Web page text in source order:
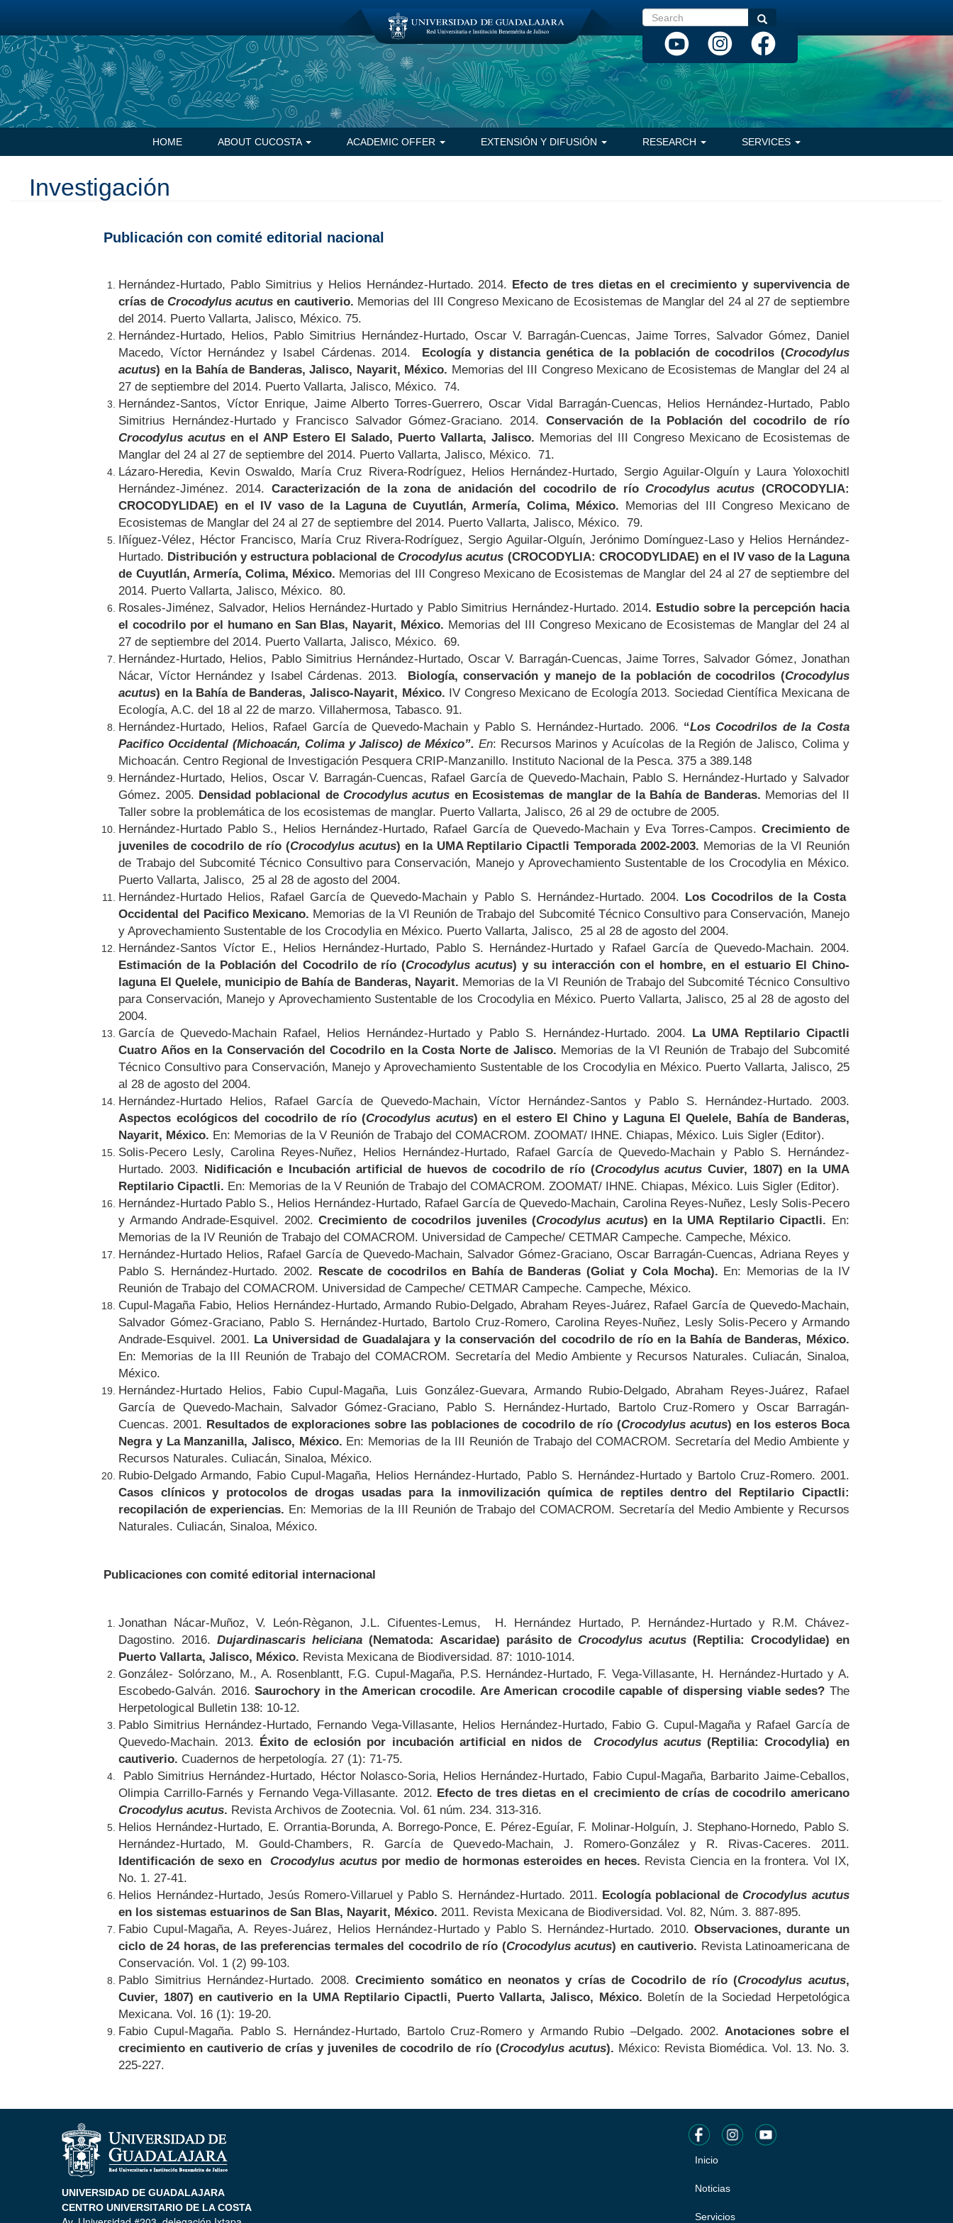
main
content
Search Search
Navegación
principal
HOME ABOUT CUCOSTA ACADEMIC OFFER EXTENSIÓN Y DIFUSIÓN RESEARCH SERVICES
Investigación
Publicación con comité editorial nacional
Hernández-Hurtado, Pablo Simitrius y Helios Hernández-Hurtado. 2014. Efecto de tres dietas en el crecimiento y supervivencia de
crías de Crocodylus acutus en cautiverio. Memorias del III Congreso Mexicano de Ecosistemas de Manglar del 24 al 27 de septiembre
del 2014. Puerto Vallarta, Jalisco, México. 75.
Hernández-Hurtado, Helios, Pablo Simitrius Hernández-Hurtado, Oscar V. Barragán-Cuencas, Jaime Torres, Salvador Gómez, Daniel
Macedo, Víctor Hernández y Isabel Cárdenas. 2014. Ecología y distancia genética de la población de cocodrilos (Crocodylus
acutus) en la Bahía de Banderas, Jalisco, Nayarit, México. Memorias del III Congreso Mexicano de Ecosistemas de Manglar del 24 al
27 de septiembre del 2014. Puerto Vallarta, Jalisco, México. 74.
Hernández-Santos, Víctor Enrique, Jaime Alberto Torres-Guerrero, Oscar Vidal Barragán-Cuencas, Helios Hernández-Hurtado, Pablo
Simitrius Hernández-Hurtado y Francisco Salvador Gómez-Graciano. 2014. Conservación de la Población del cocodrilo de río
Crocodylus acutus en el ANP Estero El Salado, Puerto Vallarta, Jalisco. Memorias del III Congreso Mexicano de Ecosistemas de
Manglar del 24 al 27 de septiembre del 2014. Puerto Vallarta, Jalisco, México. 71.
Lázaro-Heredia, Kevin Oswaldo, María Cruz Rivera-Rodríguez, Helios Hernández-Hurtado, Sergio Aguilar-Olguín y Laura Yoloxochitl
Hernández-Jiménez. 2014. Caracterización de la zona de anidación del cocodrilo de ríoCrocodylus acutus (CROCODYLIA:
CROCODYLIDAE) en el IV vaso de la Laguna de Cuyutlán, Armería, Colima, México. Memorias del III Congreso Mexicano de
Ecosistemas de Manglar del 24 al 27 de septiembre del 2014. Puerto Vallarta, Jalisco, México. 79.
Iñíguez-Vélez, Héctor Francisco, María Cruz Rivera-Rodríguez, Sergio Aguilar-Olguín, Jerónimo Domínguez-Laso y Helios Hernández-
Hurtado. Distribución y estructura poblacional deCrocodylus acutus (CROCODYLIA: CROCODYLIDAE) en el IV vaso de la Laguna
de Cuyutlán, Armería, Colima, México. Memorias del III Congreso Mexicano de Ecosistemas de Manglar del 24 al 27 de septiembre del
2014. Puerto Vallarta, Jalisco, México. 80.
Rosales-Jiménez, Salvador, Helios Hernández-Hurtado y Pablo Simitrius Hernández-Hurtado. 2014. Estudio sobre la percepción hacia
el cocodrilo por el humano en San Blas, Nayarit, México. Memorias del III Congreso Mexicano de Ecosistemas de Manglar del 24 al
27 de septiembre del 2014. Puerto Vallarta, Jalisco, México. 69.
Hernández-Hurtado, Helios, Pablo Simitrius Hernández-Hurtado, Oscar V. Barragán-Cuencas, Jaime Torres, Salvador Gómez, Jonathan
Nácar, Víctor Hernández y Isabel Cárdenas. 2013. Biología, conservación y manejo de la población de cocodrilos (Crocodylus
acutus) en la Bahía de Banderas, Jalisco-Nayarit, México. IV Congreso Mexicano de Ecología 2013. Sociedad Científica Mexicana de
Ecología, A.C. del 18 al 22 de marzo. Villahermosa, Tabasco. 91.
Hernández-Hurtado, Helios, Rafael García de Quevedo-Machain y Pablo S. Hernández-Hurtado. 2006. “Los Cocodrilos de la Costa
Pacifico Occidental (Michoacán, Colima y Jalisco) de México”. En: Recursos Marinos y Acuícolas de la Región de Jalisco, Colima y
Michoacán. Centro Regional de Investigación Pesquera CRIP-Manzanillo. Instituto Nacional de la Pesca. 375 a 389.148
Hernández-Hurtado, Helios, Oscar V. Barragán-Cuencas, Rafael García de Quevedo-Machain, Pablo S. Hernández-Hurtado y Salvador
Gómez. 2005. Densidad poblacional deCrocodylus acutus en Ecosistemas de manglar de la Bahía de Banderas. Memorias del II
Taller sobre la problemática de los ecosistemas de manglar. Puerto Vallarta, Jalisco, 26 al 29 de octubre de 2005.
Hernández-Hurtado Pablo S., Helios Hernández-Hurtado, Rafael García de Quevedo-Machain y Eva Torres-Campos.Crecimiento de
juveniles de cocodrilo de río (Crocodylus acutus) en la UMA Reptilario Cipactli Temporada 2002-2003. Memorias de la VI Reunión
de Trabajo del Subcomité Técnico Consultivo para Conservación, Manejo y Aprovechamiento Sustentable de los Crocodylia en México.
Puerto Vallarta, Jalisco, 25 al 28 de agosto del 2004.
Hernández-Hurtado Helios, Rafael García de Quevedo-Machain y Pablo S. Hernández-Hurtado. 2004. Los Cocodrilos de la Costa
Occidental del Pacifico Mexicano. Memorias de la VI Reunión de Trabajo del Subcomité Técnico Consultivo para Conservación, Manejo
y Aprovechamiento Sustentable de los Crocodylia en México. Puerto Vallarta, Jalisco, 25 al 28 de agosto del 2004.
Hernández-Santos Víctor E., Helios Hernández-Hurtado, Pablo S. Hernández-Hurtado y Rafael García de Quevedo-Machain. 2004.
Estimación de la Población del Cocodrilo de río (Crocodylus acutus) y su interacción con el hombre, en el estuario El Chino-
laguna El Quelele, municipio de Bahía de Banderas, Nayarit. Memorias de la VI Reunión de Trabajo del Subcomité Técnico Consultivo
para Conservación, Manejo y Aprovechamiento Sustentable de los Crocodylia en México. Puerto Vallarta, Jalisco, 25 al 28 de agosto del
2004.
García de Quevedo-Machain Rafael, Helios Hernández-Hurtado y Pablo S. Hernández-Hurtado. 2004. La UMA Reptilario Cipactli
Cuatro Años en la Conservación del Cocodrilo en la Costa Norte de Jalisco. Memorias de la VI Reunión de Trabajo del Subcomité
Técnico Consultivo para Conservación, Manejo y Aprovechamiento Sustentable de los Crocodylia en México. Puerto Vallarta, Jalisco, 25
al 28 de agosto del 2004.
Hernández-Hurtado Helios, Rafael García de Quevedo-Machain, Víctor Hernández-Santos y Pablo S. Hernández-Hurtado. 2003.
Aspectos ecológicos del cocodrilo de río (Crocodylus acutus) en el estero El Chino y Laguna El Quelele, Bahía de Banderas,
Nayarit, México. En: Memorias de la V Reunión de Trabajo del COMACROM. ZOOMAT/ IHNE. Chiapas, México. Luis Sigler (Editor).
Solis-Pecero Lesly, Carolina Reyes-Nuñez, Helios Hernández-Hurtado, Rafael García de Quevedo-Machain y Pablo S. Hernández-
Hurtado. 2003. Nidificación e Incubación artificial de huevos de cocodrilo de río (Crocodylus acutus Cuvier, 1807) en la UMA
Reptilario Cipactli. En: Memorias de la V Reunión de Trabajo del COMACROM. ZOOMAT/ IHNE. Chiapas, México. Luis Sigler (Editor).
Hernández-Hurtado Pablo S., Helios Hernández-Hurtado, Rafael García de Quevedo-Machain, Carolina Reyes-Nuñez, Lesly Solis-Pecero
y Armando Andrade-Esquivel. 2002.Crecimiento de cocodrilos juveniles (Crocodylus acutus) en la UMA Reptilario Cipactli. En:
Memorias de la IV Reunión de Trabajo del COMACROM. Universidad de Campeche/ CETMAR Campeche. Campeche, México.
Hernández-Hurtado Helios, Rafael García de Quevedo-Machain, Salvador Gómez-Graciano, Oscar Barragán-Cuencas, Adriana Reyes y
Pablo S. Hernández-Hurtado. 2002. Rescate de cocodrilos en Bahía de Banderas (Goliat y Cola Mocha). En: Memorias de la IV
Reunión de Trabajo del COMACROM. Universidad de Campeche/ CETMAR Campeche. Campeche, México.
Cupul-Magaña Fabio, Helios Hernández-Hurtado, Armando Rubio-Delgado, Abraham Reyes-Juárez, Rafael García de Quevedo-Machain,
Salvador Gómez-Graciano, Pablo S. Hernández-Hurtado, Bartolo Cruz-Romero, Carolina Reyes-Nuñez, Lesly Solis-Pecero y Armando
Andrade-Esquivel. 2001. La Universidad de Guadalajara y la conservación del cocodrilo de río en la Bahía de Banderas, México.
En: Memorias de la III Reunión de Trabajo del COMACROM. Secretaría del Medio Ambiente y Recursos Naturales. Culiacán, Sinaloa,
México.
Hernández-Hurtado Helios, Fabio Cupul-Magaña, Luis González-Guevara, Armando Rubio-Delgado, Abraham Reyes-Juárez, Rafael
García de Quevedo-Machain, Salvador Gómez-Graciano, Pablo S. Hernández-Hurtado, Bartolo Cruz-Romero y Oscar Barragán-
Cuencas. 2001. Resultados de exploraciones sobre las poblaciones de cocodrilo de río (Crocodylus acutus) en los esteros Boca
Negra y La Manzanilla, Jalisco, México. En: Memorias de la III Reunión de Trabajo del COMACROM. Secretaría del Medio Ambiente y
Recursos Naturales. Culiacán, Sinaloa, México.
Rubio-Delgado Armando, Fabio Cupul-Magaña, Helios Hernández-Hurtado, Pablo S. Hernández-Hurtado y Bartolo Cruz-Romero. 2001.
Casos clínicos y protocolos de drogas usadas para la inmovilización química de reptiles dentro del Reptilario Cipactli:
recopilación de experiencias. En: Memorias de la III Reunión de Trabajo del COMACROM. Secretaría del Medio Ambiente y Recursos
Naturales. Culiacán, Sinaloa, México.
Publicaciones con comité editorial internacional
Jonathan Nácar-Muñoz, V. León-Règanon, J.L. Cifuentes-Lemus, H. Hernández Hurtado, P. Hernández-Hurtado y R.M. Chávez-
Dagostino. 2016.Dujardinascaris heliciana(Nematoda: Ascaridae) parásito deCrocodylus acutus (Reptilia: Crocodylidae) en
Puerto Vallarta, Jalisco, México. Revista Mexicana de Biodiversidad. 87: 1010-1014.
González- Solórzano, M., A. Rosenblantt, F.G. Cupul-Magaña, P.S. Hernández-Hurtado, F. Vega-Villasante, H. Hernández-Hurtado y A.
Escobedo-Galván. 2016.Saurochory in the American crocodile. Are American crocodile capable of dispersing viable sedes? The
Herpetological Bulletin 138: 10-12.
Pablo Simitrius Hernández-Hurtado, Fernando Vega-Villasante, Helios Hernández-Hurtado, Fabio G. Cupul-Magaña y Rafael García de
Quevedo-Machain. 2013. Éxito de eclosión por incubación artificial en nidos de Crocodylus acutus (Reptilia: Crocodylia) en
cautiverio. Cuadernos de herpetología. 27 (1): 71-75.
Pablo Simitrius Hernández-Hurtado, Héctor Nolasco-Soria, Helios Hernández-Hurtado, Fabio Cupul-Magaña, Barbarito Jaime-Ceballos,
Olimpia Carrillo-Farnés y Fernando Vega-Villasante. 2012. Efecto de tres dietas en el crecimiento de crías de cocodrilo americano
Crocodylus acutus. Revista Archivos de Zootecnia. Vol. 61 núm. 234. 313-316.
Helios Hernández-Hurtado, E. Orrantia-Borunda, A. Borrego-Ponce, E. Pérez-Eguíar, F. Molinar-Holguín, J. Stephano-Hornedo, Pablo S.
Hernández-Hurtado, M. Gould-Chambers, R. García de Quevedo-Machain, J. Romero-González y R. Rivas-Caceres. 2011.
Identificación de sexo enCrocodylus acutuspor medio de hormonas esteroides en heces. Revista Ciencia en la frontera. Vol IX,
No. 1. 27-41.
Helios Hernández-Hurtado, Jesús Romero-Villaruel y Pablo S. Hernández-Hurtado. 2011. Ecología poblacional deCrocodylus acutus
en los sistemas estuarinos de San Blas, Nayarit, México. 2011. Revista Mexicana de Biodiversidad. Vol. 82, Núm. 3. 887-895.
Fabio Cupul-Magaña, A. Reyes-Juárez, Helios Hernández-Hurtado y Pablo S. Hernández-Hurtado. 2010. Observaciones, durante un
ciclo de 24 horas, de las preferencias termales del cocodrilo de río (Crocodylus acutus) en cautiverio. Revista Latinoamericana de
Conservación. Vol. 1 (2) 99-103.
Pablo Simitrius Hernández-Hurtado. 2008.Crecimiento somático en neonatos y crías de Cocodrilo de río (Crocodylus acutus,
Cuvier, 1807) en cautiverio en la UMA Reptilario Cipactli, Puerto Vallarta, Jalisco, México. Boletín de la Sociedad Herpetológica
Mexicana. Vol. 16 (1): 19-20.
Fabio Cupul-Magaña. Pablo S. Hernández-Hurtado, Bartolo Cruz-Romero y Armando Rubio –Delgado. 2002.Anotaciones sobre el
crecimiento en cautiverio de crías y juveniles de cocodrilo de río (Crocodylus acutus). México: Revista Biomédica. Vol. 13. No. 3.
225-227.
UNIVERSIDAD DE GUADALAJARA
CENTRO UNIVERSITARIO DE LA COSTA
Pie
de
página
Inicio
Noticias
Servicios